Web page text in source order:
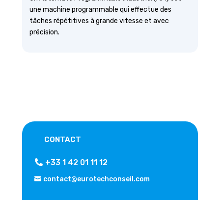
une machine programmable qui effectue des
tâches répétitives à grande vitesse et avec
précision.
CONTACT
+33 1 42 01 11 12
contact@eurotechconseil.com